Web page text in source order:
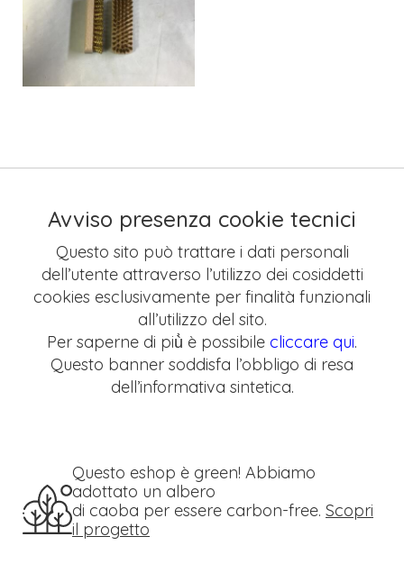
Avviso presenza cookie tecnici
Questo sito può trattare i dati personali
dell’utente attraverso l’utilizzo dei cosiddetti
cookies esclusivamente per finalità funzionali
all’utilizzo del sito.
Per saperne di più̀ è possibile cliccare qui.
Questo banner soddisfa l’obbligo di resa
dell’informativa sintetica.
Questo eshop è green! Abbiamo
adottato un albero
di caoba per essere carbon-free. Scopri
il progetto